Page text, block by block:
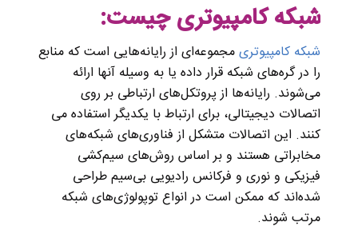
شبکه کامپیوتری چیست:
شبکه کامپیوتریمجموعه‌ای از رایانه‌هایی است که منابع
را در گره‌های شبکه قرار داده یا به وسیله آنها ارائه
می‌شوند. رایانه‌ها از پروتکل‌های ارتباطی بر روی
اتصالات دیجیتالی، برای ارتباط با یکدیگر استفاده می
کنند. این اتصالات متشکل از فناوری‌های شبکه‌های
مخابراتی هستند و بر اساس روش‌های سیم‌کشی
فیزیکی و نوری و فرکانس رادیویی بی‌سیم طراحی
شده‌اند که ممکن است در انواع توپولوژی‌های شبکه
مرتب شوند.